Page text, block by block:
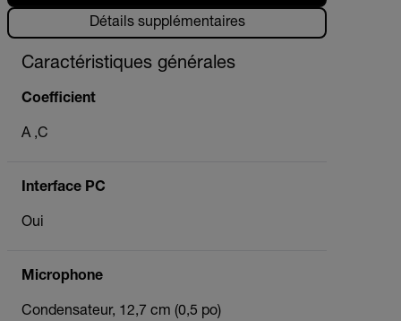
Détails supplémentaires
Caractéristiques générales
Coefficient
A ,C
Interface PC
Oui
Microphone
Condensateur, 12,7 cm (0,5 po)